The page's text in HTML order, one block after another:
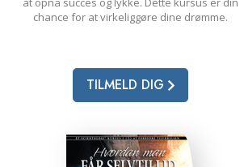
chance for at virkeliggøre dine drømme.
TILMELD DIG